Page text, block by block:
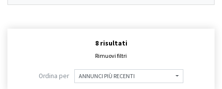
8 risultati
Rimuovi filtri
Ordina per ANNUNCI PIÙ RECENTI